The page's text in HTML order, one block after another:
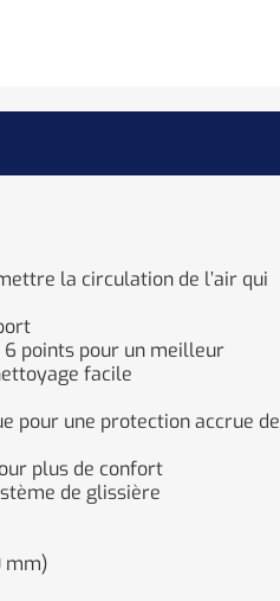
la circulation de l’air qui
6 points pour un meilleur
facile
pour une protection accrue de
plus de confort
de glissière
mm)